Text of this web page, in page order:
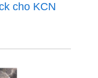
cho KCN